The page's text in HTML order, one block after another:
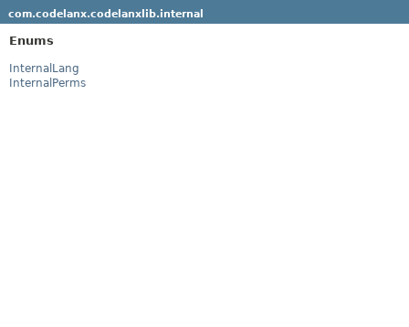
com.codelanx.codelanxlib.internal
Enums
InternalLang
InternalPerms